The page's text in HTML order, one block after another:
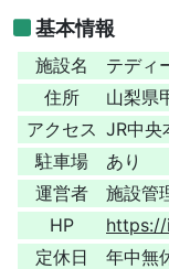
基本情報
施設名
テディ
住所
山梨県
アクセス JR中央
駐車場
あり
運営者
施設管
HP
定休日
年中無